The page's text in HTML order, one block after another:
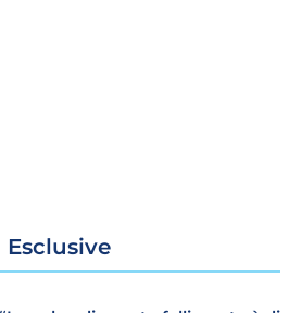
Esclusive